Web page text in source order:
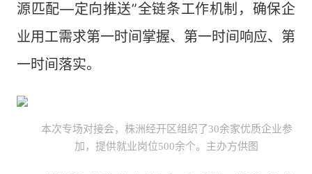
源匹配—定向推送”全链条工作机制，确保企
业用工需求第一时间掌握、第一时间响应、第
一时间落实。
本次专场对接会，株洲经开区组织了30余家优质企业参
加，提供就业岗位500余个。主办方供图